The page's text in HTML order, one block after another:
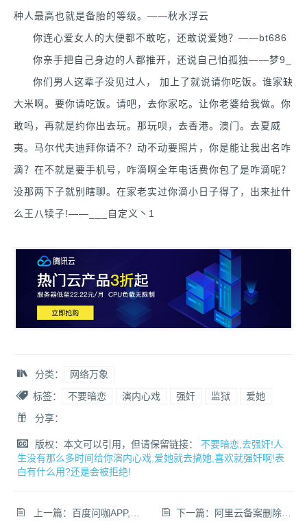
种人最高也就是备胎的等级。——秋水浮云
你连心爱女人的大便都不敢吃，还敢说爱她？——bt686
你亲手把自己身边的人都推开，还说自己怕孤独——梦9_
你们男人这辈子没见过人， 加上了就说请你吃饭。谁家缺
大米啊。要你请吃饭。请吧，去你家吃。让你老婆给我做。你
敢吗，再就是约你出去玩。那玩呗，去香港。澳门。去夏威
夷。马尔代夫迪拜你请不？动不动要照片，你是能让我出名咋
滴？在不就是要手机号，咋滴啊全年电话费你包了是咋滴呢？
没那两下子就别瞎聊。在家老实过你滴小日子得了，出来扯什
么王八犊子!——___自定义丶1
分类：
网络万象
标签：
不要暗恋 演内心戏 强奸 监狱
爱她
分享：
版权：本文可以引用，但请保留链接： 不要暗恋,去强奸!人
生没有那么多时间给你演内心戏,爱她就去搞她,喜欢就强奸啊!表
白有什么用?还是会被拒绝!
上一篇： 百度问咖APP,：百度知道大咖付费交流平台 下一篇： 阿里云备案删除：关于备案空壳网站清理通知